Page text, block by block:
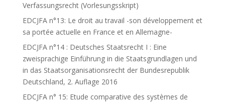
Verfassungsrecht (Vorlesungsskript)
EDCJFA n°13: Le droit au travail -son développement et
sa portée actuelle en France et en Allemagne-
EDCJFA n°14 : Deutsches Staatsrecht I : Eine
zweisprachige Einführung in die Staatsgrundlagen und
in das Staatsorganisationsrecht der Bundesrepublik
Deutschland, 2. Auflage 2016
EDCJFA n° 15: Etude comparative des systèmes de